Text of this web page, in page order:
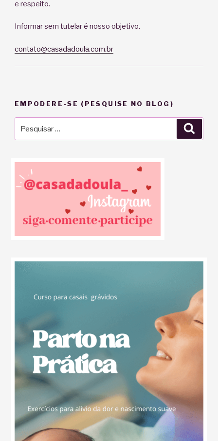
e respeito.
Informar sem tutelar é nosso objetivo.
contato@casadadoula.com.br
EMPODERE-SE (PESQUISE NO BLOG)
por: